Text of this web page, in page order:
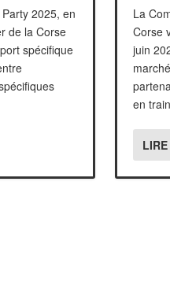
2025, en
de la Corse
spécifique
La
Corse
juin
en